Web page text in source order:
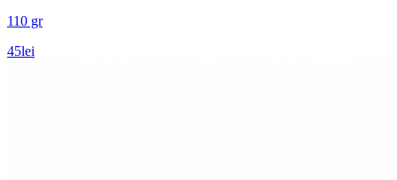
110 gr
45lei